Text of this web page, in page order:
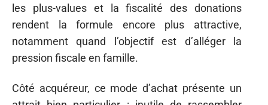
les plus-values et la fiscalité des donations
rendent la formule encore plus attractive,
notamment quand l’objectif est d’alléger la
pression fiscale en famille.
Côté acquéreur, ce mode d’achat présente un